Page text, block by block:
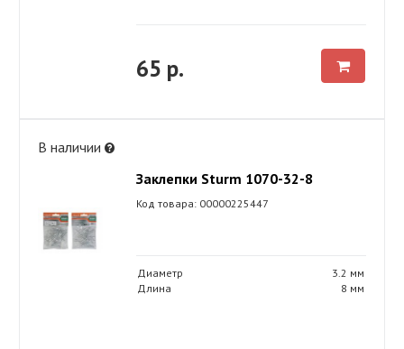
65 р.
В наличии
Заклепки Sturm 1070-32-8
Код товара: 00000225447
Диаметр
3.2 мм
Длина
8 мм